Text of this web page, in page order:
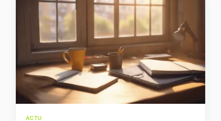
ACTU